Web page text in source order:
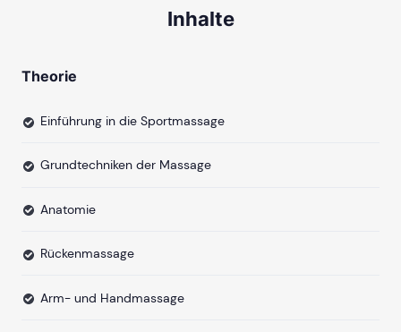
Inhalte
Theorie
Einführung in die Sportmassage
Grundtechniken der Massage
Anatomie
Rückenmassage
Arm- und Handmassage